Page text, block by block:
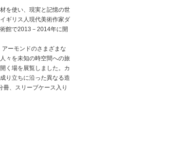
を使い、現実と記憶の世
ギリス人現代美術作家ダ
館で2013－2014年に開
ーモンドのさまざまな
々を未知の時空間への旅
く場を展覧しました。カ
り立ちに沿った異なる造
冊、スリーブケース入り